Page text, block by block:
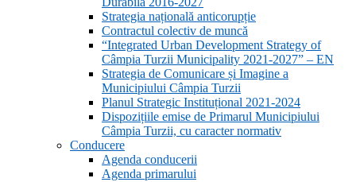
Strategia națională anticorupție
Contractul colectiv de muncă
“Integrated Urban Development Strategy of
Câmpia Turzii Municipality 2021-2027” – EN
Strategia de Comunicare și Imagine a
Municipiului Câmpia Turzii
Planul Strategic Instituțional 2021-2024
Dispozițiile emise de Primarul Municipiului
Câmpia Turzii, cu caracter normativ
Conducere
Agenda conducerii
Agenda primarului